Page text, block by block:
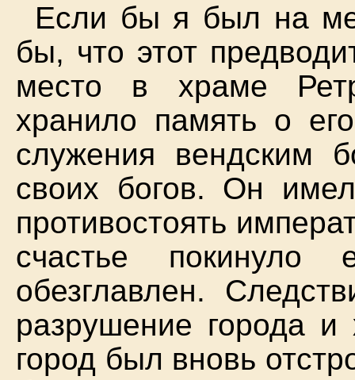
Если бы я был на
бы, что этот
место в храме
хранило память о
служения вендским
своих богов. Он
противостоять
счастье
обезглавлен.
разрушение города
город был вновь